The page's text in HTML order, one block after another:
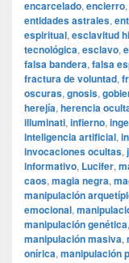
encarcelado, encierro,
entidades astrales,
espiritual, esclavitud
tecnológica, esclavo,
falsa bandera, falsa
fractura de voluntad,
oscuras, gnosis,
herejía, herencia
illuminati, infierno,
inteligencia artificial,
invocaciones ocultas,
informativo, Lucifer,
caos, magia negra,
manipulación
emocional,
manipulación genética,
manipulación masiva,
onírica, manipulación